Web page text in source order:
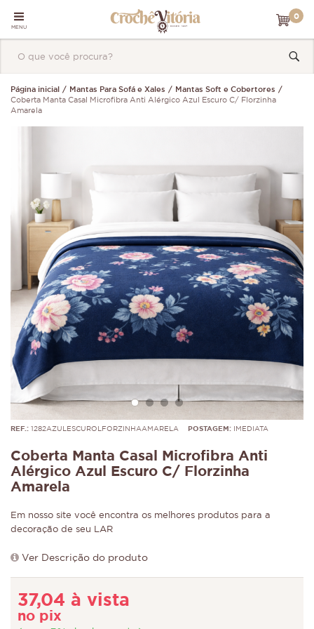
MENU
0
Página inicial Mantas Para Sofá e Xales
Mantas Soft e Cobertores
Coberta Manta Casal Microfibra Anti Alérgico Azul Escuro C/ Florzinha
Amarela
REF.: 1282AZULESCUROLFORZINHAAMARELA POSTAGEM: IMEDIATA
Coberta Manta Casal Microfibra Anti
Alérgico Azul Escuro C/ Florzinha
Amarela
Em nosso site você encontra os melhores produtos para a
decoração de seu LAR
Ver Descrição do produto
37,04 à vista
no pix